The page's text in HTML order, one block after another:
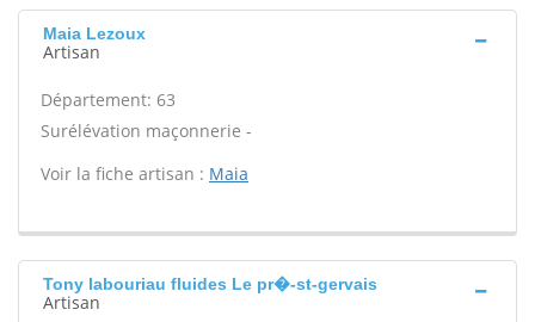
Maia Lezoux
Artisan
Département: 63
Surélévation maçonnerie -
Voir la fiche artisan : Maia
Tony labouriau fluides Le pr�-st-gervais
Artisan